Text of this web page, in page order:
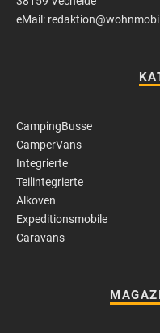
eMail:
CampingBusse
CamperVans
Integrierte
Teilintegrierte
Alkoven
Expeditionsmobile
Caravans